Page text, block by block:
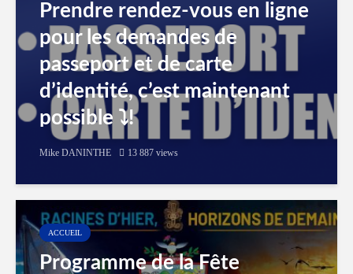
Prendre rendez-vous en ligne
pour les demandes de
passeport et de carte
d’identité, c’est maintenant
possible ⤵️!
Mike DANINTHE 13 887 views
ACCUEIL
Programme de la Fête